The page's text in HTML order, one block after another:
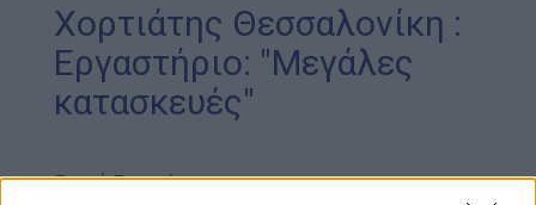
Χορτιάτης Θεσσαλονίκη :
Εργαστήριο: "Μεγάλες
κατασκευές"
Γενική Εφορεία